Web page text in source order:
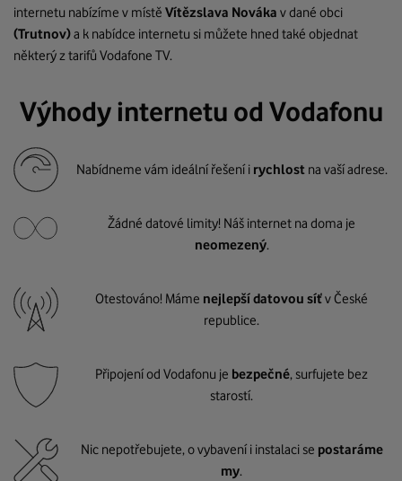
internetu nabízíme v místě Vítězslava Nováka v dané obci
(Trutnov)a k nabídce internetu si můžete hned také objednat
některý z tarifů Vodafone TV.
Výhody internetu od Vodafonu
Nabídneme vám ideální řešení i rychlost na vaší adrese.
Žádné datové limity! Náš internet na doma je
neomezený.
Otestováno! Máme nejlepší datovou síťv České
republice.
Připojení od Vodafonu je bezpečné, surfujete bez
starostí.
Nic nepotřebujete, o vybavení i instalaci se postaráme
my.